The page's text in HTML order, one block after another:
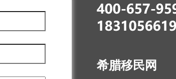
希腊移民网